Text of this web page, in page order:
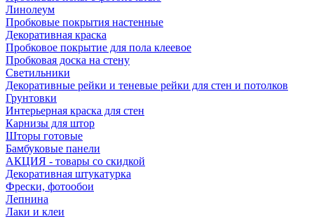
Линолеум
Пробковые покрытия настенные
Декоративная краска
Пробковое покрытие для пола клеевое
Пробковая доска на стену
Светильники
Декоративные рейки и теневые рейки для стен и потолков
Грунтовки
Интерьерная краска для стен
Карнизы для штор
Шторы готовые
Бамбуковые панели
АКЦИЯ - товары со скидкой
Декоративная штукатурка
Фрески, фотообои
Лепнина
Лаки и клеи